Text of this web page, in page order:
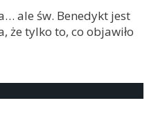
ale św. Benedykt jest
że tylko to, co objawiło